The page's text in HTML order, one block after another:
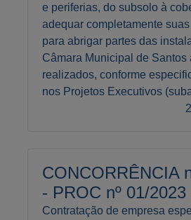
e periferias, do subsolo à
adequar completamente
para abrigar partes das
Câmara Municipal de Santos
realizados, conforme
nos Projetos Executivos
CONCORRÊNCIA
- PROC nº 01/2023
Contratação de empresa